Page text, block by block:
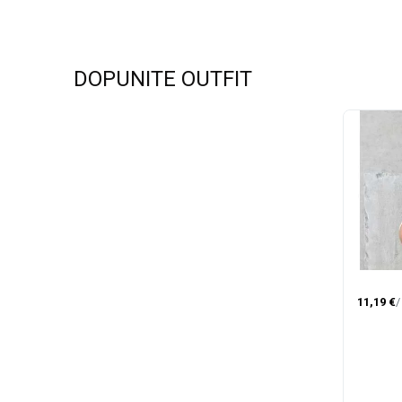
DOPUNITE OUTFIT
ALMA-
ZAZA
11,19 €